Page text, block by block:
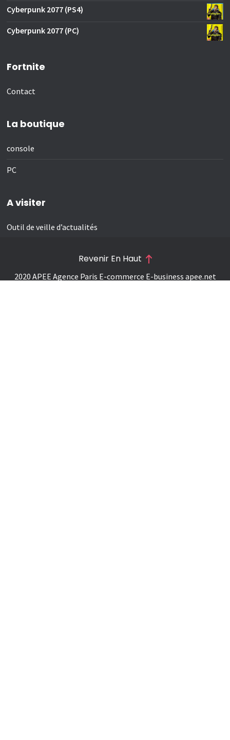
Cyberpunk 2077 (PS4)
Cyberpunk 2077 (PC)
Fortnite
Contact
La boutique
console
PC
A visiter
Outil de veille d’actualités
2020 APEE Agence Paris E-commerce E-business apee.net
Revenir En Haut